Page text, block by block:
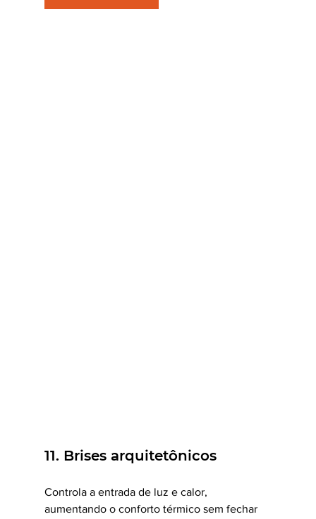
11. Brises arquitetônicos
Controla a entrada de luz e calor,
aumentando o conforto térmico sem fechar